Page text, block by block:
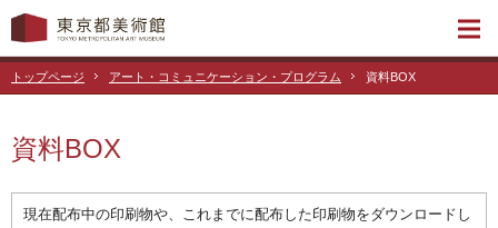
トップページ アート・コミュニケーション・プログラム 資料BOX
資料BOX
現在配布中の印刷物や、これまでに配布した印刷物をダウンロードし